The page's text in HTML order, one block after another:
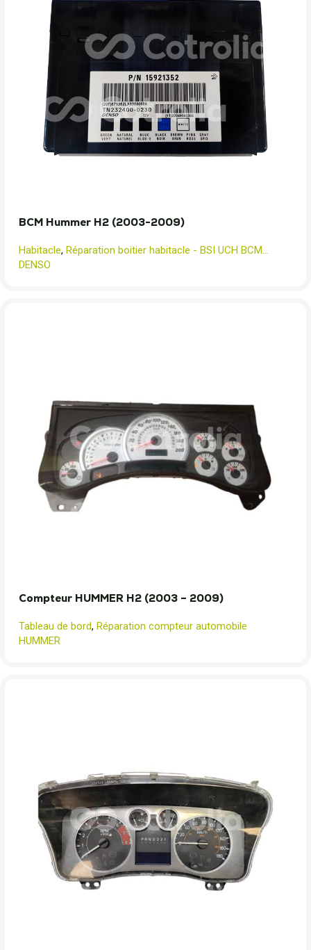
BCM Hummer H2 (2003-2009)
Habitacle, Réparation boitier habitacle - BSI UCH BCM...
DENSO
Compteur HUMMER H2 (2003 – 2009)
Tableau de bord, Réparation compteur automobile
HUMMER